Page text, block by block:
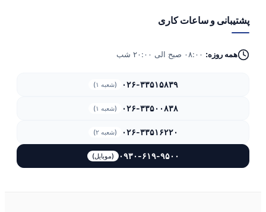
پشتیبانی و ساعات کاری
همه روزه:
۰۲۶-۳۳۵۱۵۸۳۹ (شعبه ۱)
۰۲۶-۳۳۵۰۰۸۳۸ (شعبه ۱)
۰۲۶-۳۳۵۱۶۲۲۰ (شعبه ۲)
۰۹۳۰-۶۱۹-۹۵۰۰ (موبایل)